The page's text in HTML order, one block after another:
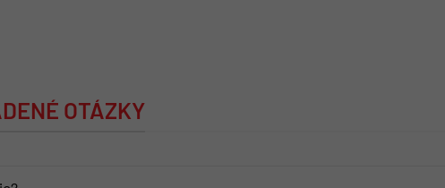
OTÁZKY